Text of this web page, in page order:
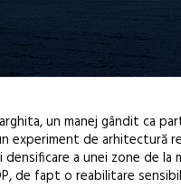
un manej gândit ca
experiment de arhitectură
a unei zone de la
de fapt o reabilitare